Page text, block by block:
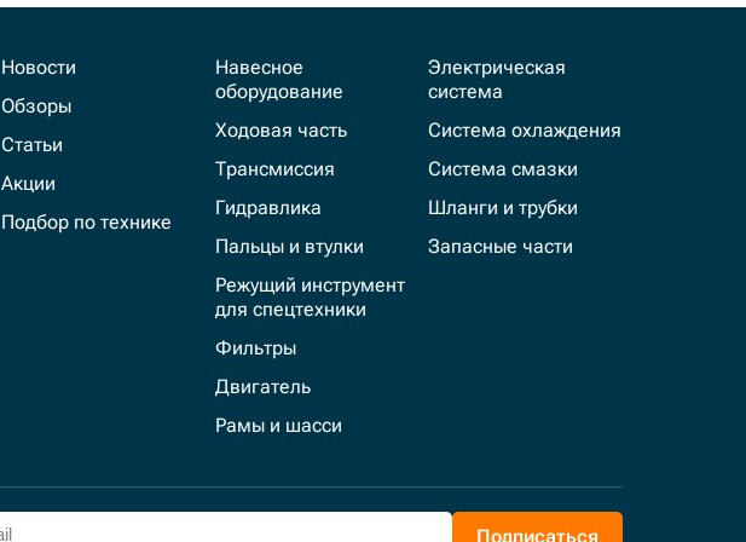
Новости
Обзоры
Статьи
Акции
Подбор по технике
Навесное
оборудование
Ходовая часть
Трансмиссия
Гидравлика
Пальцы и втулки
Режущий инструмент
для спецтехники
Фильтры
Двигатель
Рамы и шасси
Электрическая
система
Система охлаждения
Система смазки
Шланги и трубки
Запасные части
Подписаться